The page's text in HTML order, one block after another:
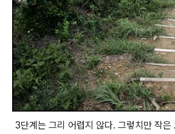
3단계는 그리 어렵지 않다. 그렇치만 작은